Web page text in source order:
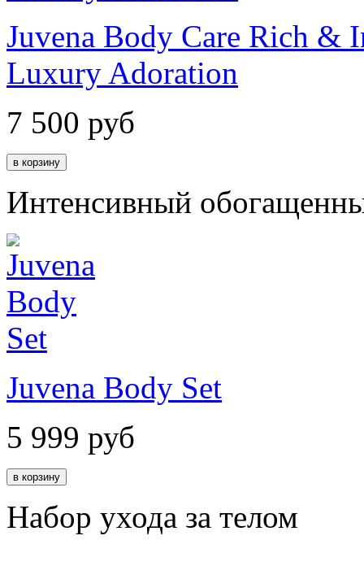
Juvena Body Care Rich &
Luxury Adoration
7 500 руб
Интенсивный
Juvena Body Set
5 999 руб
Набор ухода за телом